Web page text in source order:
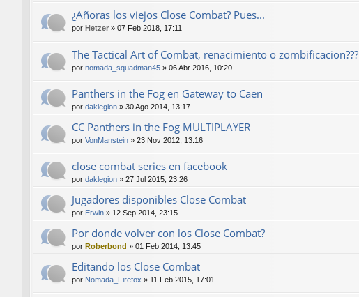
¿Añoras los viejos Close Combat? Pues...
por Hetzer » 07 Feb 2018, 17:11
The Tactical Art of Combat, renacimiento o zombificacion???
por nomada_squadman45 » 06 Abr 2016, 10:20
Panthers in the Fog en Gateway to Caen
por daklegion » 30 Ago 2014, 13:17
CC Panthers in the Fog MULTIPLAYER
por VonManstein » 23 Nov 2012, 13:16
close combat series en facebook
por daklegion » 27 Jul 2015, 23:26
Jugadores disponibles Close Combat
por Erwin » 12 Sep 2014, 23:15
Por donde volver con los Close Combat?
por Roberbond » 01 Feb 2014, 13:45
Editando los Close Combat
por Nomada_Firefox » 11 Feb 2015, 17:01